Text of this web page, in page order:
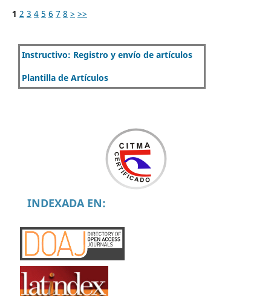
1 2 3 4 5 6 7 8 > >>
Instructivo: Registro y envío de artículos
Plantilla de Artículos
INDEXADA EN: